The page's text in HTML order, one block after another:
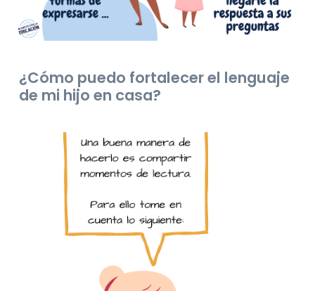
¿Cómo puedo fortalecer el lenguaje
de mi hijo en casa?